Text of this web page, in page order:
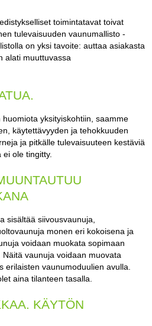
toimintatavat toivat
tulevaisuuden vaunumallisto -
on yksi tavoite: auttaa asiakasta
alati muuttuvassa
yksityiskohtiin, saamme
käytettävyyden ja tehokkuuden
ja pitkälle tulevaisuuteen kestäviä
ei ole tingitty.
sisältää siivousvaunuja,
monen eri kokoisena ja
voidaan muokata sopimaan
vaunuja voidaan muovata
erilaisten vaunumoduulien avulla.
aina tilanteen tasalla.
KÄYTÖN